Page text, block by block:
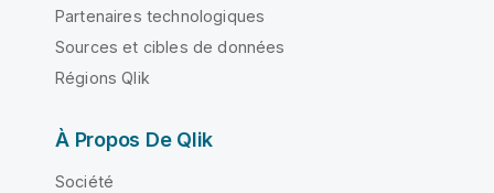
Partenaires technologiques
Sources et cibles de données
Régions Qlik
À Propos De Qlik
Société